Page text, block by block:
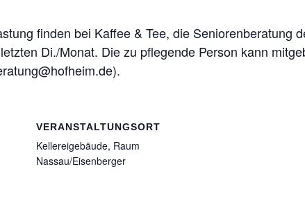
finden bei Kaffee & Tee, die Seniorenberatung
Di./Monat. Die zu pflegende Person kann
VERANSTALTUNGSORT
Kellereigebäude, Raum
Nassau/Eisenberger